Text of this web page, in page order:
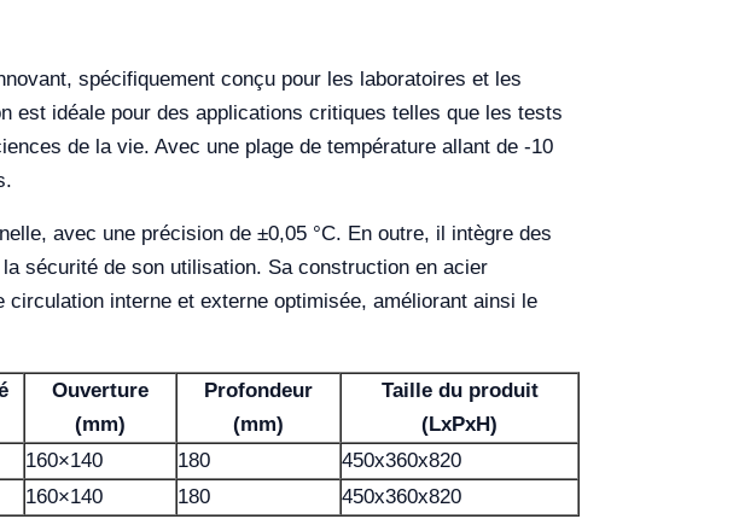
spécifiquement conçu pour les laboratoires et les
est idéale pour des applications critiques telles que les tests
de la vie. Avec une plage de température allant de -10
avec une précision de ±0,05 °C. En outre, il intègre des
sécurité de son utilisation. Sa construction en acier
interne et externe optimisée, améliorant ainsi le
Ouverture
(mm)
Profondeur
(mm)
Taille du produit
(LxPxH)
160×140 180
450x360x820
160×140 180 450x360x820